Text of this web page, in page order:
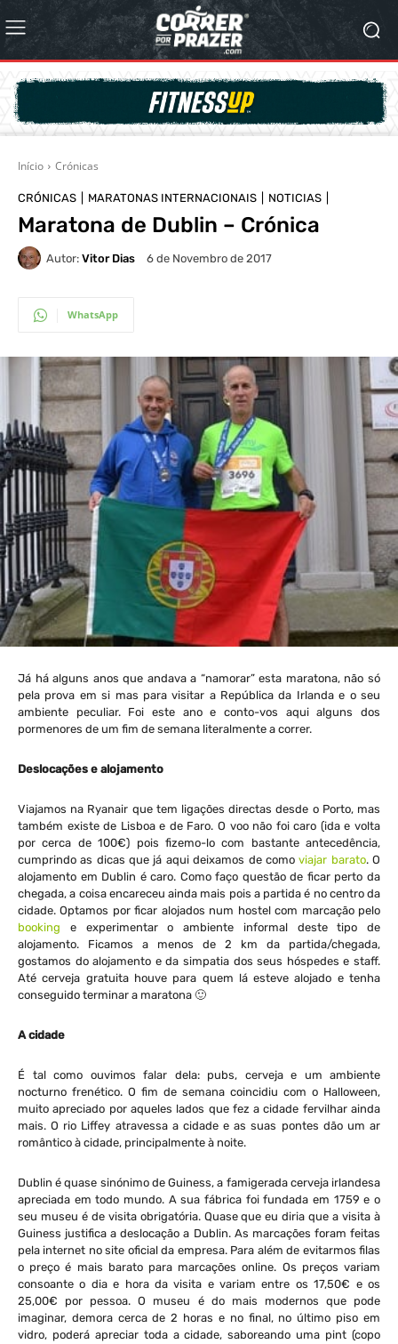
Início Crónicas
CRÓNICAS MARATONAS INTERNACIONAIS NOTICIAS
Maratona de Dublin – Crónica
Autor: Vitor Dias 6 de Novembro de 2017
WhatsApp
Já há alguns anos que andava a “namorar” esta maratona, não só
pela prova em si mas para visitar a República da Irlanda e o seu
ambiente peculiar. Foi este ano e conto-vos aqui alguns dos
pormenores de um fim de semana literalmente a correr.
Deslocações e alojamento
Viajamos na Ryanair que tem ligações directas desde o Porto, mas
também existe de Lisboa e de Faro. O voo não foi caro (ida e volta
por cerca de 100€) pois fizemo-lo com bastante antecedência,
cumprindo as dicas que já aqui deixamos de comoviajar barato. O
alojamento em Dublin é caro. Como faço questão de ficar perto da
chegada, a coisa encareceu ainda mais pois a partida é no centro da
cidade. Optamos por ficar alojados num hostel com marcação pelo
booking e experimentar o ambiente informal deste tipo de
alojamento. Ficamos a menos de 2 km da partida/chegada,
gostamos do alojamento e da simpatia dos seus hóspedes e staff.
Até cerveja gratuita houve para quem lá esteve alojado e tenha
conseguido terminar a maratona 🙂
A cidade
É tal como ouvimos falar dela: pubs, cerveja e um ambiente
nocturno frenético. O fim de semana coincidiu com o Halloween,
muito apreciado por aqueles lados que fez a cidade fervilhar ainda
mais. O rio Liffey atravessa a cidade e as suas pontes dão um ar
romântico à cidade, principalmente à noite.
Dublin é quase sinónimo de Guiness, a famigerada cerveja irlandesa
apreciada em todo mundo. A sua fábrica foi fundada em 1759 e o
seu museu é de visita obrigatória. Quase que eu diria que a visita à
Guiness justifica a deslocação a Dublin. As marcações foram feitas
pela internet no site oficial da empresa. Para além de evitarmos filas
o preço é mais barato para marcações online. Os preços variam
consoante o dia e hora da visita e variam entre os 17,50€ e os
25,00€ por pessoa. O museu é do mais modernos que pode
imaginar, demora cerca de 2 horas e no final, no último piso em
vidro, poderá apreciar toda a cidade, saboreando uma pint (copo